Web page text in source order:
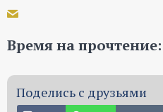
Время на прочтение: